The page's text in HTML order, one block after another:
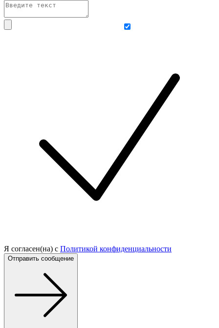
Я согласен(на) с Политикой конфиденциальности
Отправить сообщение